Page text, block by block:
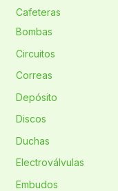
Cafeteras
Bombas
Circuitos
Correas
Depósito
Discos
Duchas
Electroválvulas
Embudos